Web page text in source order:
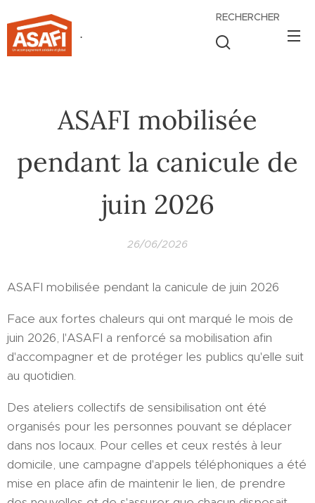
.
RECHERCHER
ASAFI mobilisée
pendant la canicule de
juin 2026
26/06/2026
ASAFI mobilisée pendant la canicule de juin 2026
Face aux fortes chaleurs qui ont marqué le mois de
juin 2026, l'ASAFI a renforcé sa mobilisation afin
d'accompagner et de protéger les publics qu'elle suit
au quotidien.
Des ateliers collectifs de sensibilisation ont été
organisés pour les personnes pouvant se déplacer
dans nos locaux. Pour celles et ceux restés à leur
domicile, une campagne d'appels téléphoniques a été
mise en place afin de maintenir le lien, de prendre